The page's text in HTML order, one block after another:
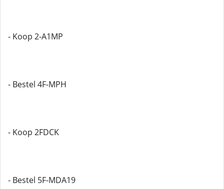
- Koop 2-A1MP
- Bestel 4F-MPH
- Koop 2FDCK
- Bestel 5F-MDA19